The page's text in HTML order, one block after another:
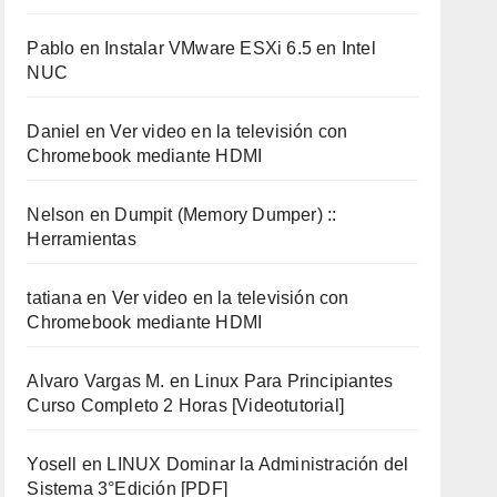
Pablo en Instalar VMware ESXi 6.5 en Intel
NUC
Daniel enVer video en la televisión con
Chromebook mediante HDMI
Nelson en Dumpit (Memory Dumper) ::
Herramientas
tatiana en Ver video en la televisión con
Chromebook mediante HDMI
Alvaro Vargas M. en Linux Para Principiantes
Curso Completo 2 Horas [Videotutorial]
Yosell en LINUX Dominar la Administración del
Sistema 3°Edición [PDF]